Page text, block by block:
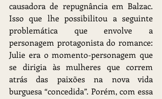
causadora de repugnância em Balzac.
Isso que lhe possibilitou a seguinte
problemática que envolve a
personagem protagonista do romance:
Julie era o momento-personagem que
se dirigia às mulheres que correm
atrás das paixões na nova vida
burguesa “concedida”. Porém, com essa